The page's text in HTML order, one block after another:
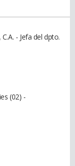
- Jefa del dpto.
(02) -